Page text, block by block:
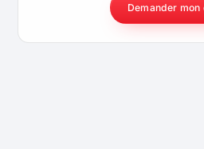
Demander mon